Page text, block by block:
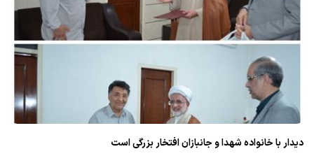
دیدار با خانواده شهدا و جانبازان افتخار بزرگی است